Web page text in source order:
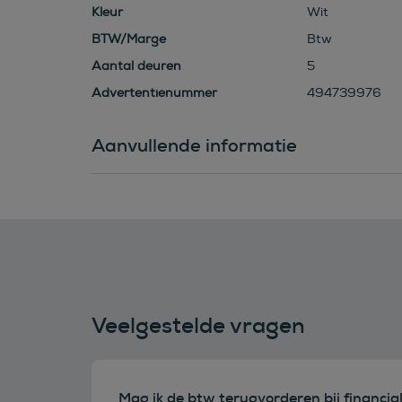
Kleur
Wit
BTW/Marge
Btw
Aantal deuren
5
Advertentienummer
494739976
Aanvullende informatie
Veelgestelde vragen
Mag ik de btw terugvorderen bij